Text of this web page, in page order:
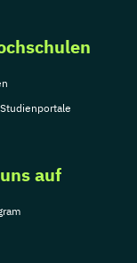
auf